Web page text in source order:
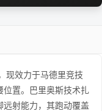
现效力于马德里竞技
位置。巴里奥斯技术扎
射能力，其跑动覆盖